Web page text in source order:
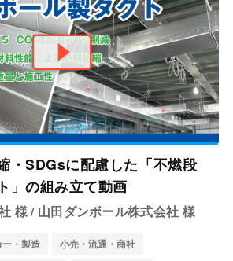
・SDGsに配慮した「不燃段
」の組み立て動画
様 / 山田ダンボール株式会社 様
ー・製造
小売・流通・商社